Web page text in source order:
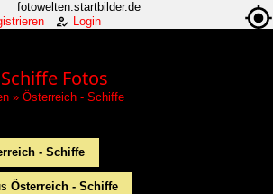
fotowelten.startbilder.de
Login
Fotos
» Österreich - Schiffe
- Schiffe
Österreich - Schiffe